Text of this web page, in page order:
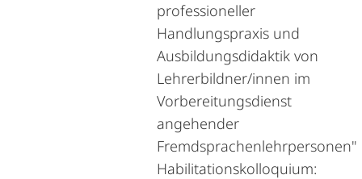
professioneller
Handlungspraxis und
Ausbildungsdidaktik von
Lehrerbildner/innen im
Vorbereitungsdienst
angehender
Fremdsprachenlehrpersonen"
Habilitationskolloquium: